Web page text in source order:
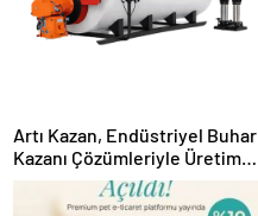
Artı Kazan, Endüstriyel Buhar
Kazanı Çözümleriyle Üretim
Tesislerine Verimli Sistemler
Sunuyor